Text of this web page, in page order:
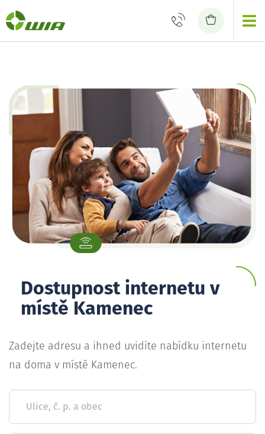
Dostupnost internetu v
místě Kamenec
Zadejte adresu a ihned uvidíte nabídku internetu
na doma v místě Kamenec.
Ulice, č. p. a obec